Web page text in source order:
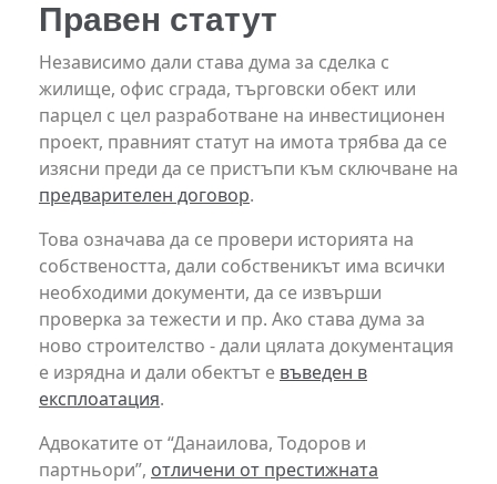
Правен статут
Независимо дали става дума за сделка с
жилище, офис сграда, търговски обект или
парцел с цел разработване на инвестиционен
проект, правният статут на имота трябва да се
изясни преди да се пристъпи към сключване на
предварителен договор.
Това означава да се провери историята на
собствеността, дали собственикът има всички
необходими документи, да се извърши
проверка за тежести и пр. Ако става дума за
ново строителство - дали цялата документация
е изрядна и дали обектът е въведен в
експлоатация.
Адвокатите от “Данаилова, Тодоров и
партньори”, отличени от престижната